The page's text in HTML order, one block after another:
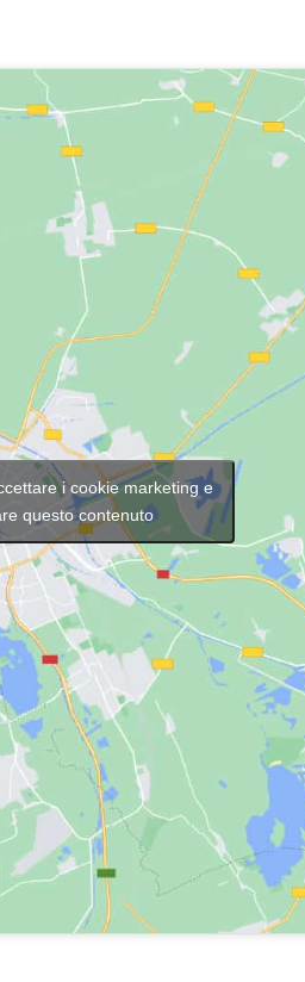
i cookie marketing e
questo contenuto